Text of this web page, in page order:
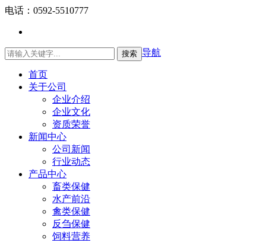
电话：0592-5510777
搜索 导航
首页
关于公司
企业介绍
企业文化
资质荣誉
新闻中心
公司新闻
行业动态
产品中心
畜类保健
水产前沿
禽类保健
反刍保健
饲料营养